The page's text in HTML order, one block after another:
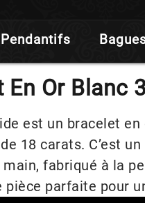
Pendantifs
En Or Blanc
est un bracelet en
18 carats. C’est
fabriqué à la
pièce parfaite pour